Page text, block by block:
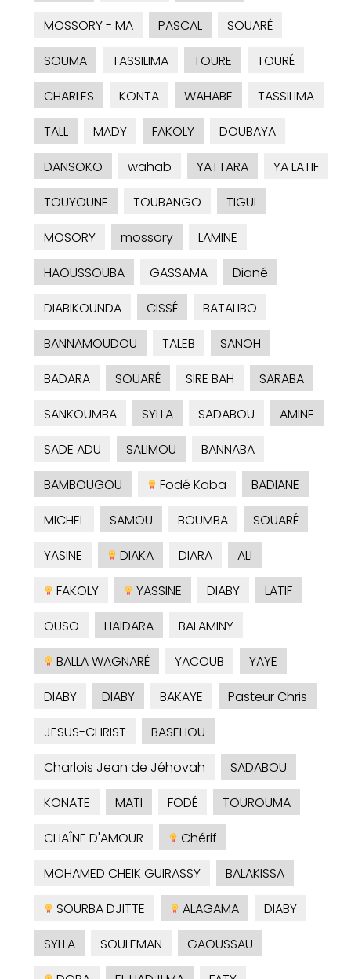
MOSSORY - MA
PASCAL
SOUARÉ
SOUMA
TASSILIMA TOURE
TOURÉ
CHARLES
KONTA WAHABE
TASSILIMA
TALL
MADY FAKOLY
DOUBAYA
DANSOKO
wahab YATTARA
YA LATIF
TOUYOUNE
TOUBANGO
TIGUI
MOSORY
mossory
LAMINE
HAOUSSOUBA
GASSAMA
Diané
DIABIKOUNDA
CISSÉ
BATALIBO
BANNAMOUDOU
TALEB
SANOH
BADARA
SOUARÉ SIRE BAH
SARABA
SANKOUMBA
SYLLA SADABOU
AMINE
SADE ADU
SALIMOU
BANNABA
BAMBOUGOU
Fodé Kaba
BADIANE
MICHEL
SAMOU BOUMBA
SOUARÉ
YASINE
DIAKA DIARA
ALI
FAKOLY
YASSINE DIABY
LATIF
OUSO
HAIDARA
BALAMINY
BALLA WAGNARÉ
YACOUB
YAYE
DIABY
DIABY BAKAYE
Pasteur Chris
JESUS-CHRIST
BASEHOU
Charlois Jean de Jéhovah
SADABOU
KONATE
MATI FODÉ
TOUROUMA
CHAÎNE D'AMOUR
Chérif
MOHAMED CHEIK GUIRASSY
BALAKISSA
SOURBA DJITTE
ALAGAMA
DIABY
SYLLA
SOULEMAN
GAOUSSAU